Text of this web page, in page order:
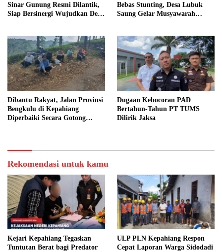
Sinar Gunung Resmi Dilantik,
Siap Bersinergi Wujudkan Desa
Bebas Stunting, Desa Lubuk
Saung Gelar Musyawarah
Dibantu Rakyat, Jalan Provinsi
Bengkulu di Kepahiang
Diperbaiki Secara Gotong
Dugaan Kebocoran PAD
Bertahun-Tahun PT TUMS
Dilirik Jaksa
Rekomendasi untuk kamu
Kejari Kepahiang Tegaskan
Tuntutan Berat bagi Predator
ULP PLN Kepahiang Respon
Cepat Laporan Warga Sidodadi